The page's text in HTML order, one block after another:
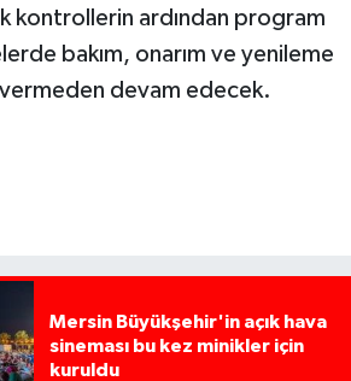
kontrollerin ardından program
bakım, onarım ve yenileme
vermeden devam edecek.
Mersin Büyükşehir'in açık hava
sineması bu kez minikler için
kuruldu